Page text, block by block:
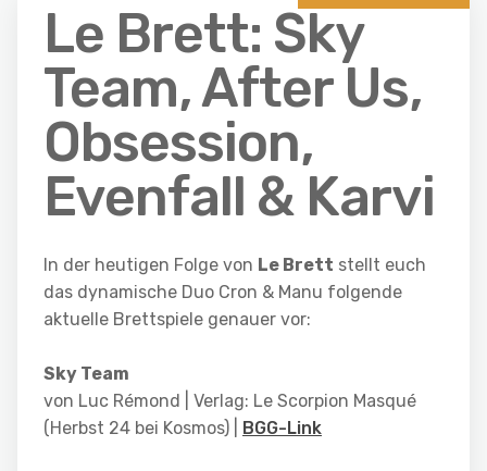
Le Brett: Sky
Team, After Us,
Obsession,
Evenfall & Karvi
In der heutigen Folge von Le Brett stellt euch
das dynamische Duo Cron & Manu folgende
aktuelle Brettspiele genauer vor:
Sky Team
von Luc Rémond | Verlag: Le Scorpion Masqué
(Herbst 24 bei Kosmos) | BGG-Link